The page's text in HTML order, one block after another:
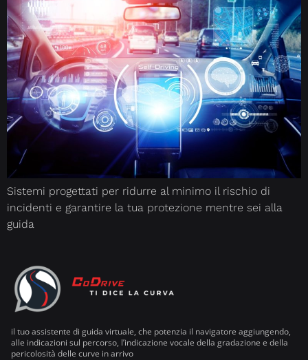
Sistemi progettati per ridurre al minimo il rischio di
incidenti e garantire la tua protezione mentre sei alla
guida
il tuo assistente di guida virtuale, che potenzia il navigatore aggiungendo,
alle indicazioni sul percorso, l’indicazione vocale della gradazione e della
pericolosità delle curve in arrivo